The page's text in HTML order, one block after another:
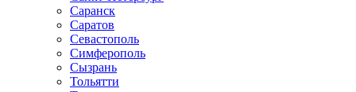
Саранск
Саратов
Севастополь
Симферополь
Сызрань
Тольятти